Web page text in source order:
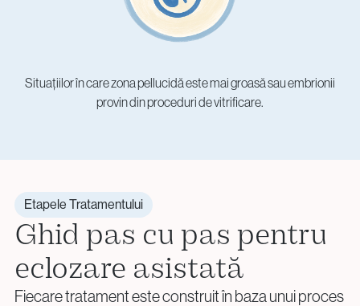
Situațiilor în care zona pellucidă este mai groasă sau embrionii
provin din proceduri de vitrificare.
Etapele Tratamentului
Ghid pas cu pas pentru
eclozare asistată
Fiecare tratament este construit în baza unui proces